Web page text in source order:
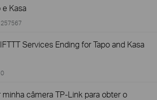
e Kasa
257567
Services Ending for Tapo and Kasa
0
câmera TP-Link para obter o